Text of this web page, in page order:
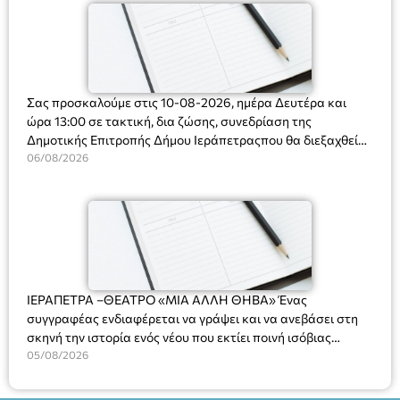
Σας προσκαλούμε στις 10-08-2026, ημέρα Δευτέρα και
ώρα 13:00 σε τακτική, δια ζώσης, συνεδρίαση της
Δημοτικής Επιτροπής Δήμου Ιεράπετραςπου θα διεξαχθεί
στο Δημοτικό Κατάστημα, Δημοκρατίας 31 στην αίθουσα
και λήψη αποφάσεων στα παρακάτω θέματα:
06/08/2026
ΙΕΡΑΠΕΤΡΑ –ΘΕΑΤΡΟ «ΜΙΑ ΑΛΛΗ ΘΗΒΑ» Ένας
συγγραφέας ενδιαφέρεται να γράψει και να ανεβάσει στη
σκηνή την ιστορία ενός νέου που εκτίει ποινή ισόβιας
κάθειρξης για πατροκτονία. Ένα πολυβραβευμένο έργο για
ασθένεια, τον ερωτισμό. Ένα έργο αινιγματικό, συγκινητικό,
05/08/2026